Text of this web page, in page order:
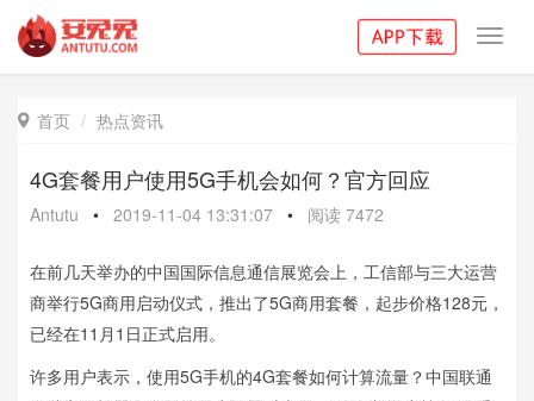
 首页 热点资讯
4G套餐用户使用5G手机会如何？官方回应
Antutu • 2019-11-04 13:31:07 • 阅读 7472
在前几天举办的中国国际信息通信展览会上，工信部与三大运营
商举行5G商用启动仪式，推出了5G商用套餐，起步价格128元，
已经在11月1日正式启用。
许多用户表示，使用5G手机的4G套餐如何计算流量？中国联通